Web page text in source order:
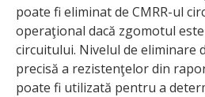
poate fi eliminat de CMRR-ul
operaţional dacă zgomotul
circuitului. Nivelul de eliminare
precisă a rezistenţelor din
poate fi utilizată pentru a